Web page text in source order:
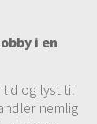
i en
tid og lyst til
nemlig